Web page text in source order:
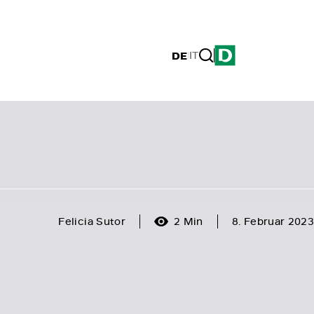
DE|IT
Felicia Sutor 2 Min 8. Februar 2023